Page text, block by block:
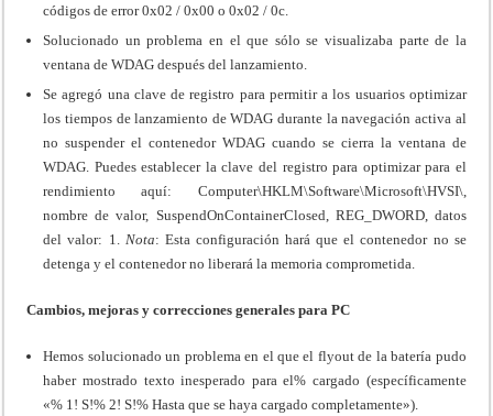
códigos de error 0x02 / 0x00 o 0x02 / 0c.
Solucionado un problema en el que sólo se visualizaba parte de la
ventana de WDAG después del lanzamiento.
Se agregó una clave de registro para permitir a los usuarios optimizar
los tiempos de lanzamiento de WDAG durante la navegación activa al
no suspender el contenedor WDAG cuando se cierra la ventana de
WDAG. Puedes establecer la clave del registro para optimizar para el
rendimiento aquí: Computer\HKLM\Software\Microsoft\HVSI\,
nombre de valor, SuspendOnContainerClosed, REG_DWORD, datos
del valor: 1. Nota: Esta configuración hará que el contenedor no se
detenga y el contenedor no liberará la memoria comprometida.
Cambios, mejoras y correcciones generales para PC
Hemos solucionado un problema en el que el flyout de la batería pudo
haber mostrado texto inesperado para el% cargado (específicamente
«% 1! S!% 2! S!% Hasta que se haya cargado completamente»).